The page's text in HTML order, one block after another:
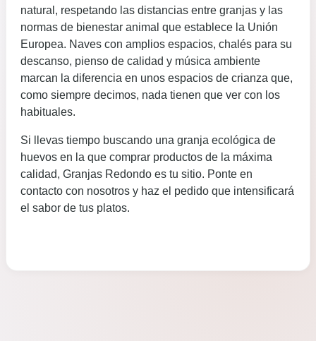
natural, respetando las distancias entre granjas y las
normas de bienestar animal que establece la Unión
Europea. Naves con amplios espacios, chalés para su
descanso, pienso de calidad y música ambiente
marcan la diferencia en unos espacios de crianza que,
como siempre decimos, nada tienen que ver con los
habituales.
Si llevas tiempo buscando una granja ecológica de
huevos en la que comprar productos de la máxima
calidad, Granjas Redondo es tu sitio. Ponte en
contacto con nosotros y haz el pedido que intensificará
el sabor de tus platos.